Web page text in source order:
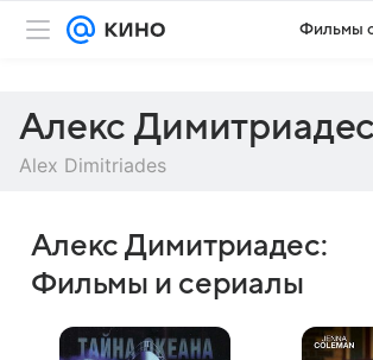
Фильмы
Алекс Димитриадес
Alex Dimitriades
Алекс Димитриадес:
Фильмы и сериалы